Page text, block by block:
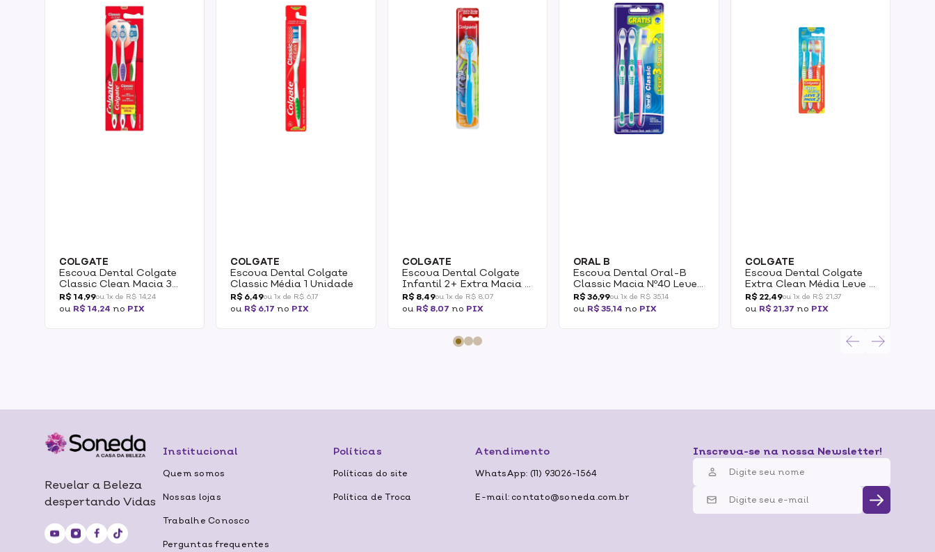
COLGATE
Escova Dental Colgate
Classic Clean Macia 3
Pack
R$ 14,99ou 1x de R$ 14,24
ou R$ 14,24 no PIX
COLGATE
Escova Dental Colgate
Classic Média 1 Unidade
R$ 6,49ou 1x de R$ 6,17
ou R$ 6,17 no PIX
COLGATE
Escova Dental Colgate
Infantil 2+ Extra Macia 1
Unidade
R$ 8,49ou 1x de R$ 8,07
ou R$ 8,07 no PIX
ORAL B
Escova Dental Oral-B
Classic Macia Nº40 Leve
3 Pague 2
R$ 36,99ou 1x de R$ 35,14
ou R$ 35,14 no PIX
COLGATE
Escova Dental Colgate
Extra Clean Média Leve 3
Pague 2
R$ 22,49ou 1x de R$ 21,37
ou R$ 21,37 no PIX
Revelar a Beleza
despertando Vidas
Institucional
Quem somos
Nossas lojas
Trabalhe Conosco
Perguntas frequentes
Políticas
Políticas do site
Política de Troca
Atendimento
WhatsApp: (11) 93026-1564
E-mail: contato@soneda.com.br
Inscreva-se na nossa Newsletter!